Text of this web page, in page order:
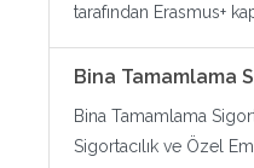
tarafından Erasmus+
Bina Tamamlama
Bina Tamamlama
Sigortacılık ve Özel